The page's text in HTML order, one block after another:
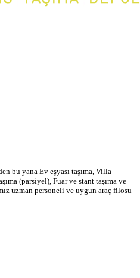
bu yana Ev eşyası taşıma, Villa
(parsiyel), Fuar ve stant taşıma ve
uzman personeli ve uygun araç filosu